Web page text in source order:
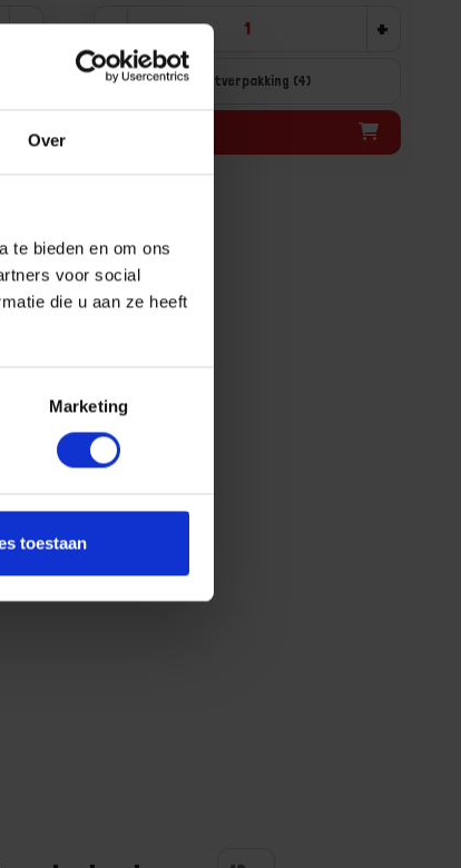
Over
te bieden en om ons
voor social
die u aan ze heeft
Marketing
toestaan
+ - +
Grootverpakking (4)